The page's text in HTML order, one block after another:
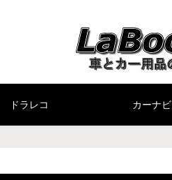
ドラレコ カーナビ